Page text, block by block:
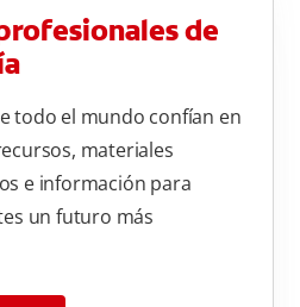
quitar el mal olor causado
de
todo el mundo confían en
materiales
e información para
un futuro más